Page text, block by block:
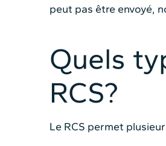
peut pas être envoyé,
Quels
RCS?
Le RCS permet